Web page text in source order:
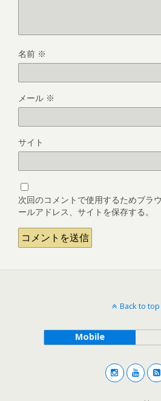
名前 ※
メール ※
サイト
次回のコメントで使用するためブラ
ールアドレス、サイトを保存する。
Back to top
Mobile